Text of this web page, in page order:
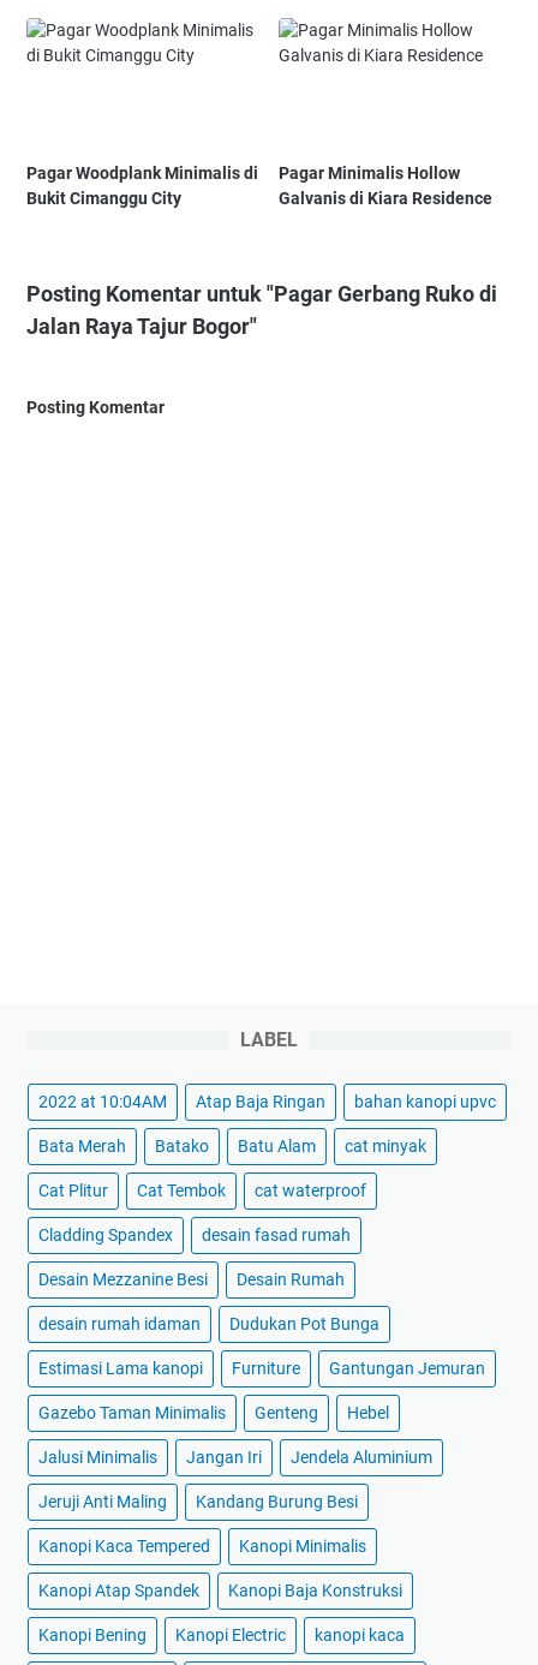
Pagar Woodplank Minimalis di
Bukit Cimanggu City
Pagar Minimalis Hollow
Galvanis di Kiara Residence
Posting Komentar untuk "Pagar Gerbang Ruko di
Jalan Raya Tajur Bogor"
Posting Komentar
LABEL
2022 at 10:04AM Atap Baja Ringan bahan kanopi upvc
Bata Merah Batako Batu Alam cat minyak
Cat Plitur Cat Tembok cat waterproof
Cladding Spandex desain fasad rumah
Desain Mezzanine Besi Desain Rumah
desain rumah idaman Dudukan Pot Bunga
Estimasi Lama kanopi Furniture Gantungan Jemuran
Gazebo Taman Minimalis Genteng Hebel
Jalusi Minimalis Jangan Iri Jendela Aluminium
Jeruji Anti Maling Kandang Burung Besi
Kanopi Kaca Tempered Kanopi Minimalis
Kanopi Atap Spandek Kanopi Baja Konstruksi
Kanopi Bening Kanopi Electric kanopi kaca